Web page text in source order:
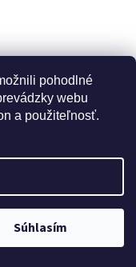
pohodlné
webu
a použiteľnosť.
Súhlasím